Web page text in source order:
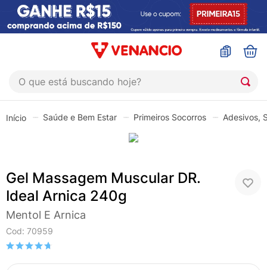
O que está buscando hoje?
Saúde e Bem Estar Primeiros Socorros Adesivos,
Gel Massagem Muscular DR.
Ideal Arnica 240g
Mentol E Arnica
Cod: 70959
1º
sinustrat
4º
shampoo
admuc